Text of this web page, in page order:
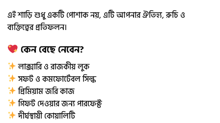
এই শাড়ি শুধু একটি পোশাক নয়, এটি আপনার ঐতিহ্য, রুচি ও
ব্যক্তিত্বের প্রতিফলন।
কেন বেছে নেবেন?
লাক্সারি ও রাজকীয় লুক
সফট ও কমফোর্টেবল সিল্ক
প্রিমিয়াম জরি কাজ
গিফট দেওয়ার জন্য পারফেক্ট
দীর্ঘস্থায়ী কোয়ালিটি